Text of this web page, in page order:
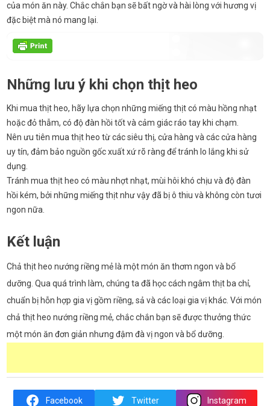
của món ăn này. Chắc chắn bạn sẽ bất ngờ và hài lòng với hương vị
đặc biệt mà nó mang lại.
Những lưu ý khi chọn thịt heo
Khi mua thịt heo, hãy lựa chọn những miếng thịt có màu hồng nhạt
hoặc đỏ thẫm, có độ đàn hồi tốt và cảm giác ráo tay khi chạm.
Nên ưu tiên mua thịt heo từ các siêu thị, cửa hàng và các cửa hàng
uy tín, đảm bảo nguồn gốc xuất xứ rõ ràng để tránh lo lắng khi sử
dụng.
Tránh mua thịt heo có màu nhợt nhạt, mùi hôi khó chịu và độ đàn
hồi kém, bởi những miếng thịt như vậy đã bị ô thiu và không còn tươi
ngon nữa.
Kết luận
Chả thịt heo nướng riềng mẻ là một món ăn thơm ngon và bổ
dưỡng. Qua quá trình làm, chúng ta đã học cách ngâm thịt ba chỉ,
chuẩn bị hỗn hợp gia vị gồm riềng, sả và các loại gia vị khác. Với món
chả thịt heo nướng riềng mẻ, chắc chắn bạn sẽ được thưởng thức
một món ăn đơn giản nhưng đậm đà vị ngon và bổ dưỡng.
Facebook Twitter Instagram